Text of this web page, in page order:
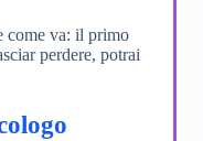
come va: il primo
perdere, potrai